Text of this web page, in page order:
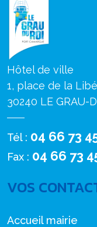
Hôtel de ville
1, place de la
30240 LE GRAU-
Tél : 04 66 73
Fax : 04 66 73
VOS
Accueil mairie